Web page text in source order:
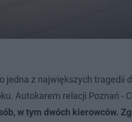
jedna z największych tragedii
Autokarem relacji Poznań -
w tym dwóch kierowców.